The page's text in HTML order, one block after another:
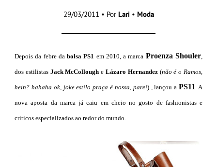
29/03/2011 • Por Lari • Moda
Depois da febre dabolsa PS1 em 2010, a marca Proenza Shouler
dos estilistas Jack McCollough eLázaro Hernandez(não é o Ramos,
hein? hahaha ok, joke estilo praça é nossa, parei) , lançou aPS11 . A
nova aposta da marca já caiu em cheio no gosto de fashionistas e
críticos especializados ao redor do mundo.